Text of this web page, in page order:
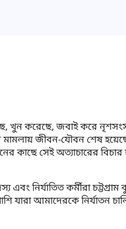
খুন করেছে, জবাই করে
মামলায় জীবন-যৌবন শেষ
সেই অত্যাচারের বিচার
এবং নির্যাতিত কর্মীরা
যারা আমাদেরকে নির্যাতন